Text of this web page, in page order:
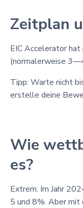
Zeitplan
EIC Accelerator hat
(normalerweise
Tipp: Warte nicht
erstelle deine
Wie
es?
Extrem. Im Jahr
5 und 8%. Aber mit